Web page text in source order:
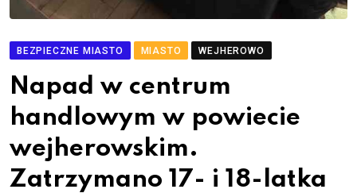
BEZPIECZNE MIASTO MIASTO WEJHEROWO
Napad w centrum
handlowym w powiecie
wejherowskim.
Zatrzymano 17- i 18-latka